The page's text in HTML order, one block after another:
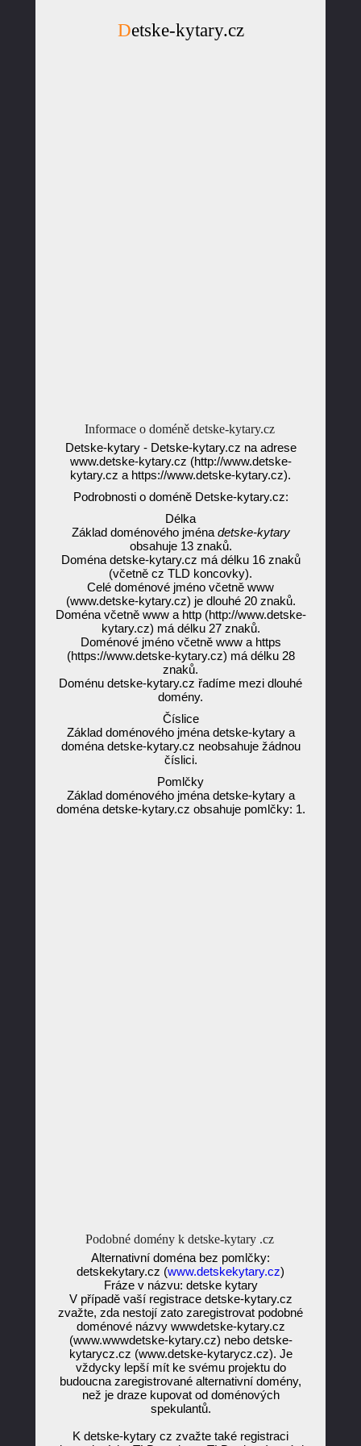
Detske-kytary.cz
Informace o doméně detske-kytary.cz
Detske-kytary - Detske-kytary.cz na adrese
www.detske-kytary.cz (http://www.detske-
kytary.cz a https://www.detske-kytary.cz).
Podrobnosti o doméně Detske-kytary.cz:
Délka
Základ doménového jména detske-kytary
obsahuje 13 znaků.
Doména detske-kytary.cz má délku 16 znaků
(včetně cz TLD koncovky).
Celé doménové jméno včetně www
(www.detske-kytary.cz) je dlouhé 20 znaků.
Doména včetně www a http (http://www.detske-
kytary.cz) má délku 27 znaků.
Doménové jméno včetně www a https
(https://www.detske-kytary.cz) má délku 28
znaků.
Doménu detske-kytary.cz řadíme mezi dlouhé
domény.
Číslice
Základ doménového jména detske-kytary a
doména detske-kytary.cz neobsahuje žádnou
číslici.
Pomlčky
Základ doménového jména detske-kytary a
doména detske-kytary.cz obsahuje pomlčky: 1.
Podobné domény k detske-kytary .cz
Alternativní doména bez pomlčky:
detskekytary.cz (www.detskekytary.cz)
Fráze v názvu: detske kytary
V případě vaší registrace detske-kytary.cz
zvažte, zda nestojí zato zaregistrovat podobné
doménové názvy wwwdetske-kytary.cz
(www.wwwdetske-kytary.cz) nebo detske-
kytarycz.cz (www.detske-kytarycz.cz). Je
vždycky lepší mít ke svému projektu do
budoucna zaregistrované alternativní domény,
než je draze kupovat od doménových
spekulantů.
K detske-kytary cz zvažte také registraci